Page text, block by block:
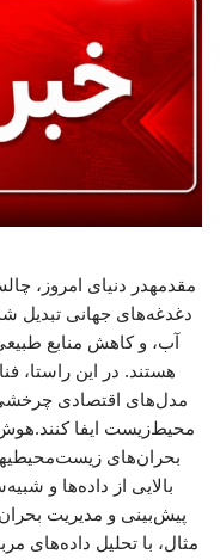
مقدمهدر دنیای امروز،
دغدغه‌های جهانی تبدیل
آب، و کاهش منابع
هستند. در این راستا،
مدل‌های اقتصادی
محیط‌زیست ایفا
بحران‌های
بالایی از داده‌ها و
پیش‌بینی و مدیریت
مثال، با تحلیل داده‌های